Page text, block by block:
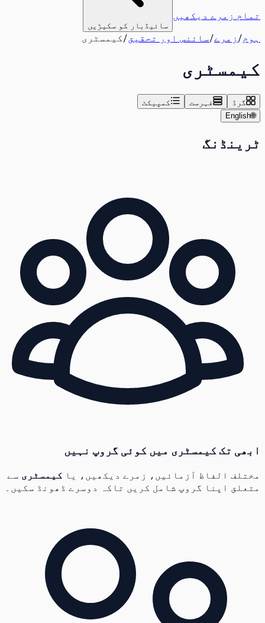
تمام زمرے دیکھیں
سائیڈبار کو سکیڑیں
ہوم /زمرے/سائنس اور تحقیق/کیمسٹری
کیمسٹری
گرڈ فہرست کمپیکٹ
🌐
English
ٹرینڈنگ
ابھی تک کیمسٹری میں کوئی گروپ نہیں
مختلف الفاظ آزمائیں، زمرے دیکھیں، یا کیمسٹریسے
متعلق اپنا گروپ شامل کریں تاکہ دوسرے ڈھونڈ سکیں۔